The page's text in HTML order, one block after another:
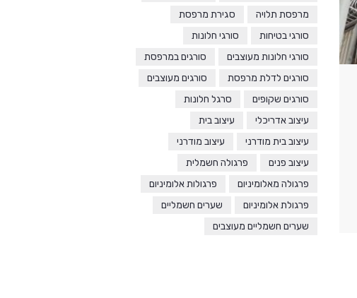
מרפסת תלויה
סגירת מרפסת
סורגי בטיחות
סורגי חלונות
סורגי חלונות מעוצבים
סורגים במרפסת
סורגים לדלת מרפסת
סורגים מעוצבים
סורגים שקופים
סרגל חלונות
עיצוב אדריכלי
עיצוב בית
עיצוב בית מודרני
עיצוב מודרני
עיצוב פנים
פרגולה חשמלית
פרגולה מאלומיניום
פרגולות אלומיניום
פרגולת אלומיניום
שערים חשמליים
שערים חשמליים מעוצבים